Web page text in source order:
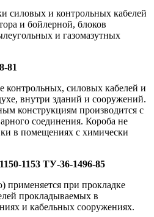
силовых и контрольных кабелей
и бойлерной, блоков
и газомазутных
81
контрольных, силовых кабелей и
внутри зданий и сооружений.
конструкциям производится с
соединения. Короба не
в помещениях с химически
1153 ТУ-36-1496-85
применяется при прокладке
прокладываемых в
и кабельных сооружениях.